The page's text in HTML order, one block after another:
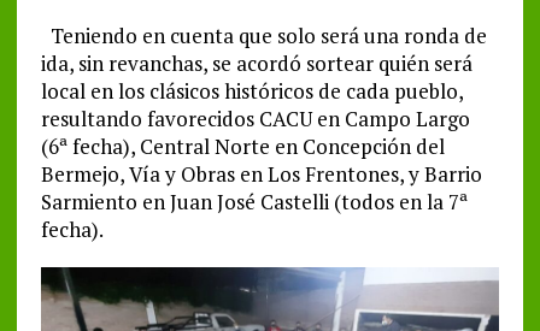
Teniendo en cuenta que solo será una ronda de
ida, sin revanchas, se acordó sortear quién será
local en los clásicos históricos de cada pueblo,
resultando favorecidos CACU en Campo Largo
(6ª fecha), Central Norte en Concepción del
Bermejo, Vía y Obras en Los Frentones, y Barrio
Sarmiento en Juan José Castelli (todos en la 7ª
fecha).